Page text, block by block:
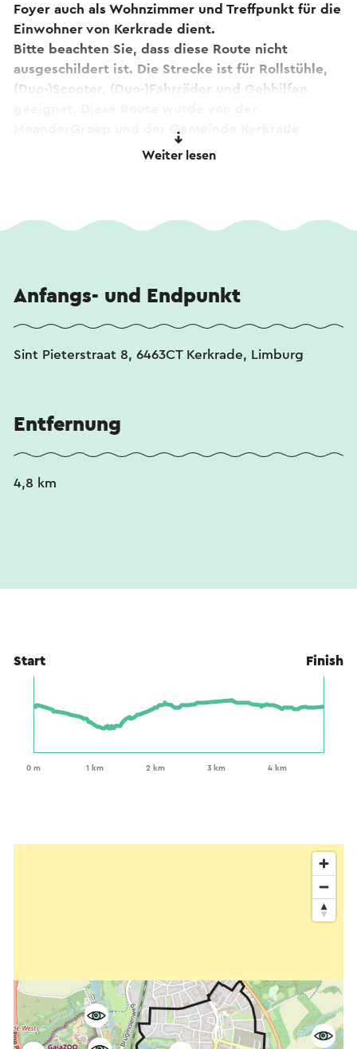
Foyer auch als Wohnzimmer und Treffpunkt für die
Einwohner von Kerkrade dient.
Bitte beachten Sie, dass diese Route nicht
ausgeschildert ist. Die Strecke ist für Rollstühle,
(Duo-)Scooter, (Duo-)Fahrräder und Gehhilfen
MeanderGroep und der Gemeinde Kerkrade
Weiter lesen
Anfangs- und Endpunkt
Sint Pieterstraat 8, 6463CT Kerkrade, Limburg
Entfernung
4,8 km
Start Finish